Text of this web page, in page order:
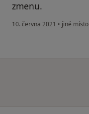
zmenu.
10. června 2021 • jiné místo